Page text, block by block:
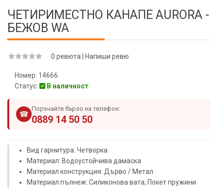
ЧЕТИРИМЕСТНО КАНАПЕ AURORA -
БЕЖОВ WA
0 ревюта | Напиши ревю
Номер: 14666
Статус:
В наличност
☎
Поръчайте бързо на телефон:
0889 14 50 50
Вид гарнитура: Четворка
Материал: Водоустойчива дамаска
Материал конструкция: Дърво / Метал
Материал пълнеж: Силиконова вата, Покет пружини